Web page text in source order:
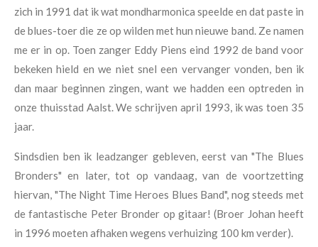
zich in 1991 dat ik wat mondharmonica speelde en dat paste in
de blues-toer die ze op wilden met hun nieuwe band. Ze namen
me er in op. Toen zanger Eddy Piens eind 1992 de band voor
bekeken hield en we niet snel een vervanger vonden, ben ik
dan maar beginnen zingen, want we hadden een optreden in
onze thuisstad Aalst. We schrijven april 1993, ik was toen 35
jaar.
Sindsdien ben ik leadzanger gebleven, eerst van "The Blues
Bronders" en later, tot op vandaag, van de voortzetting
hiervan, "The Night Time Heroes Blues Band", nog steeds met
de fantastische Peter Bronder op gitaar! (Broer Johan heeft
in 1996 moeten afhaken wegens verhuizing 100 km verder).